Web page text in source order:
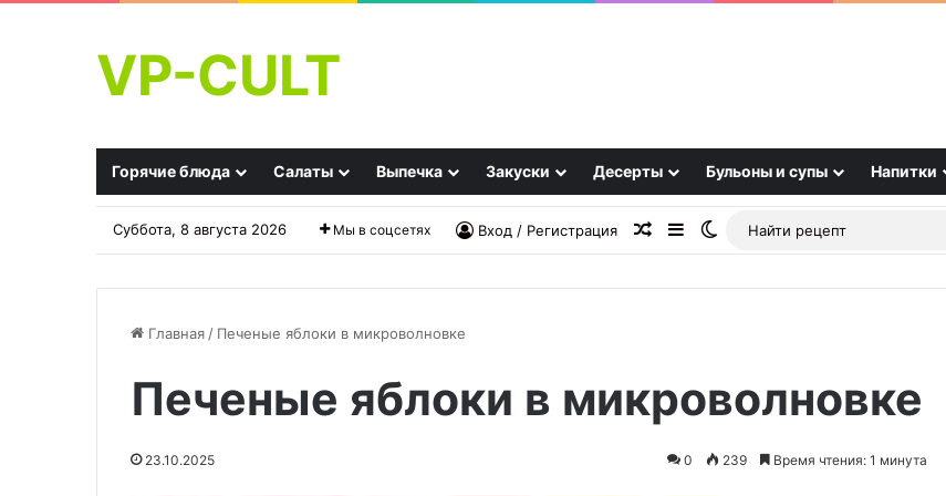
VP-CULT
Горячие блюда Салаты Выпечка Закуски Десерты Бульоны и супы Напитки
Суббота, 8 августа 2026 Мы в соцсетях Вход / Регистрация Случайная статья
SidebarSwitch skin
Главная / Печеные яблоки в микроволновке
Печеные яблоки в микроволновке
23.10.2025 0 239 Время чтения: 1 минута
Плавленый
сыр
Овсянка
то
то